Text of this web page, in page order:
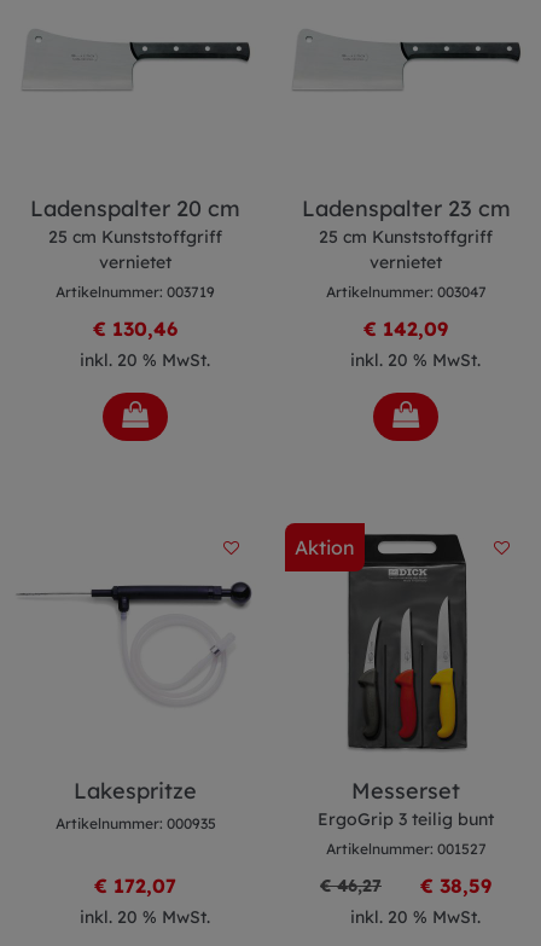
Ladenspalter 20 cm
25 cm Kunststoffgriff
vernietet
Artikelnummer: 003719
€ 130,46
inkl. 20 % MwSt.
Ladenspalter 23 cm
25 cm Kunststoffgriff
vernietet
Artikelnummer: 003047
€ 142,09
inkl. 20 % MwSt.
Lakespritze
Artikelnummer: 000935
€ 172,07
inkl. 20 % MwSt.
Aktion
Messerset
ErgoGrip 3 teilig bunt
Artikelnummer: 001527
€ 46,27 € 38,59
inkl. 20 % MwSt.